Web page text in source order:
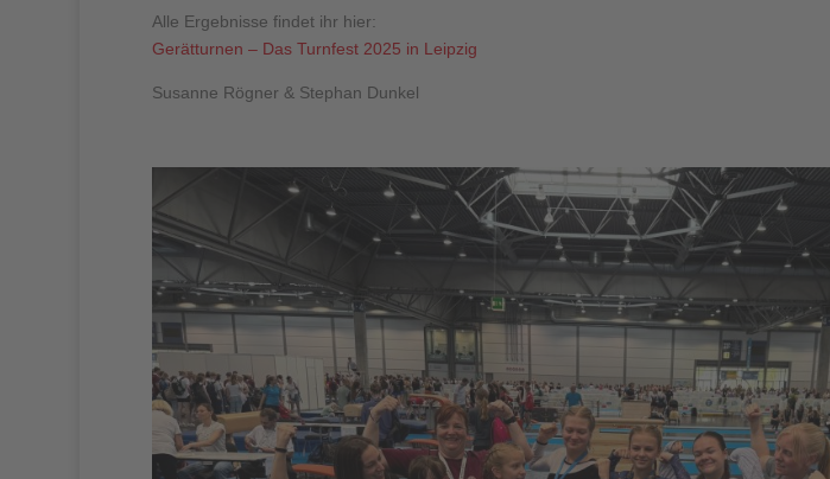
Alle Ergebnisse findet ihr hier:
Gerätturnen – Das Turnfest 2025 in Leipzig
Susanne Rögner & Stephan Dunkel